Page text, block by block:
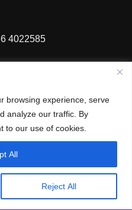
browsing experience, serve
analyze our traffic. By
to our use of cookies.
Reject All
All
4022585